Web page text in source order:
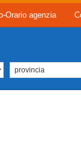
Orario agenzia